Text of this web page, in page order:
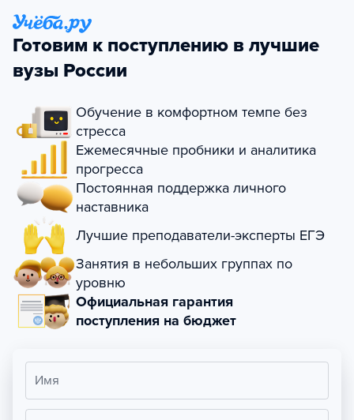
Готовим к поступлению в лучшие
вузы России
Обучение в комфортном темпе без
стресса
Ежемесячные пробники и аналитика
прогресса
Постоянная поддержка личного
наставника
Лучшие преподаватели-эксперты ЕГЭ
Занятия в небольших группах по
уровню
Официальная гарантия
поступления на бюджет
Имя